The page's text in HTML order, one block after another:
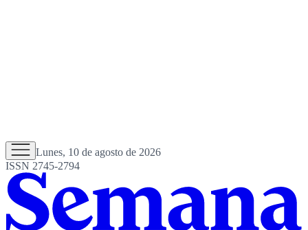
Lunes, 10 de agosto de 2026
ISSN 2745-2794